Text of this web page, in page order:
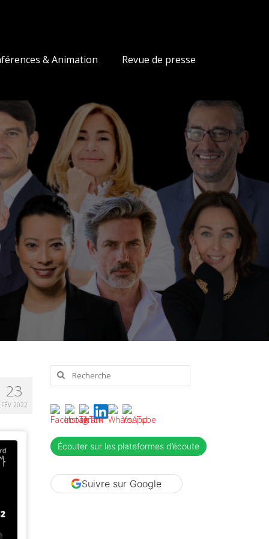
& Animation Revue de presse
23
FÉV 2022
Rechercher
Écouter sur les plateformes d’écoute
Suivre sur Google